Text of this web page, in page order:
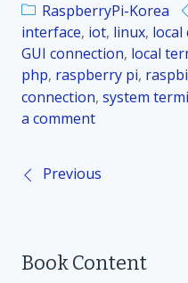
1
.
1
시
스
RaspberryPi-Korea
interface, iot, linux, local
GUI connection, local
php, raspberry pi,
connection, system
a comment
a
e
P
s
Previous
Book Content